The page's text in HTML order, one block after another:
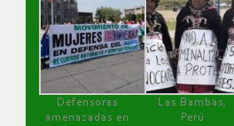
Defensoras
amenazadas en
Las Bambas,
Perú